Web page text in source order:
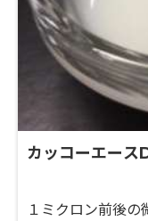
カッコーエース
１ミクロン前後の